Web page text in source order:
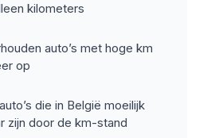
kilometers
auto’s met hoge km
op
die in België moeilijk
zijn door de km-stand